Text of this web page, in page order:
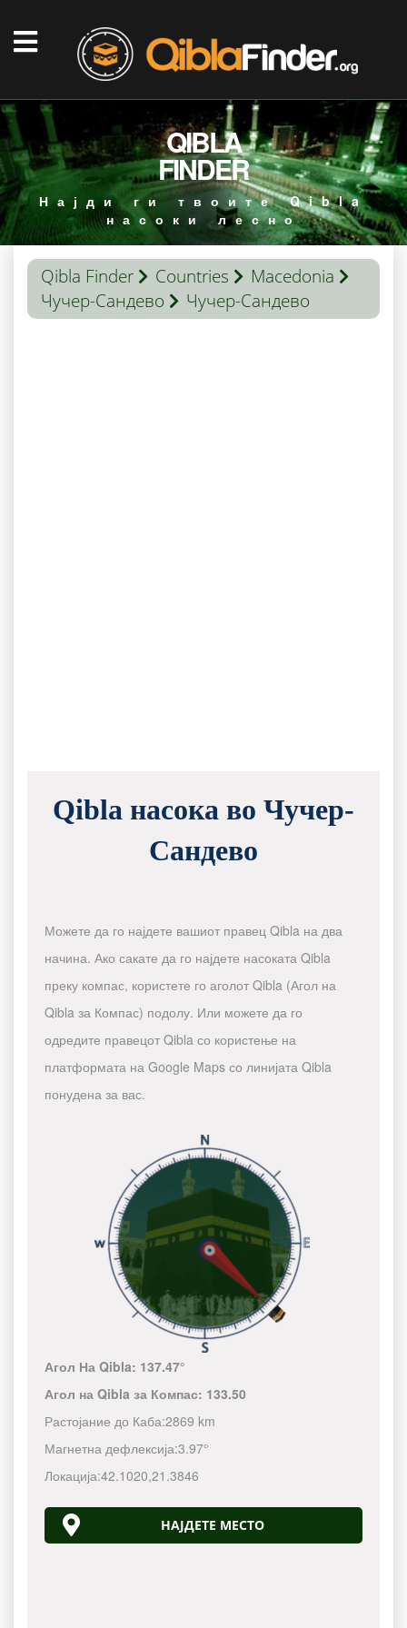
QIBLA
FINDER
Најди ги твоите Qibla
насоки лесно
Qibla Finder Countries
Macedonia
Чучер-Сандево
Чучер-Сандево
Qibla насока во Чучер-
Сандево
Можете да го најдете вашиот правец Qibla на два
начина. Ако сакате да го најдете насоката Qibla
преку компас, користете го аголот Qibla (Агол на
Qibla за Компас) подолу. Или можете да го
одредите правецот Qibla со користење на
платформата на Google Maps со линијата Qibla
понудена за вас.
Агол На Qibla: 137.47°
Агол на Qibla за Компас: 133.50
Растојание до Каба:2869 km
Магнетна дефлексија:3.97°
Локација:42.1020,21.3846
НАЈДЕТЕ МЕСТО